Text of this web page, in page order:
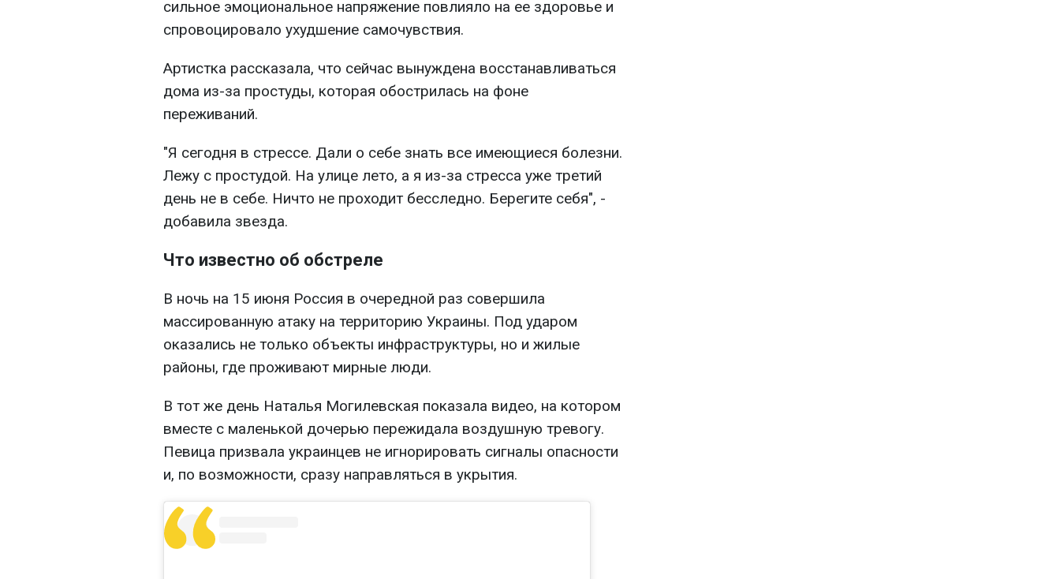
сильное эмоциональное напряжение повлияло на ее здоровье и
спровоцировало ухудшение самочувствия.
Артистка рассказала, что сейчас вынуждена восстанавливаться
дома из-за простуды, которая обострилась на фоне
переживаний.
"Я сегодня в стрессе. Дали о себе знать все имеющиеся болезни.
Лежу с простудой. На улице лето, а я из-за стресса уже третий
день не в себе. Ничто не проходит бесследно. Берегите себя", -
добавила звезда.
Что известно об обстреле
В ночь на 15 июня Россия в очередной раз совершила
массированную атаку на территорию Украины. Под ударом
оказались не только объекты инфраструктуры, но и жилые
районы, где проживают мирные люди.
В тот же день Наталья Могилевская показала видео, на котором
вместе с маленькой дочерью пережидала воздушную тревогу.
Певица призвала украинцев не игнорировать сигналы опасности
и, по возможности, сразу направляться в укрытия.